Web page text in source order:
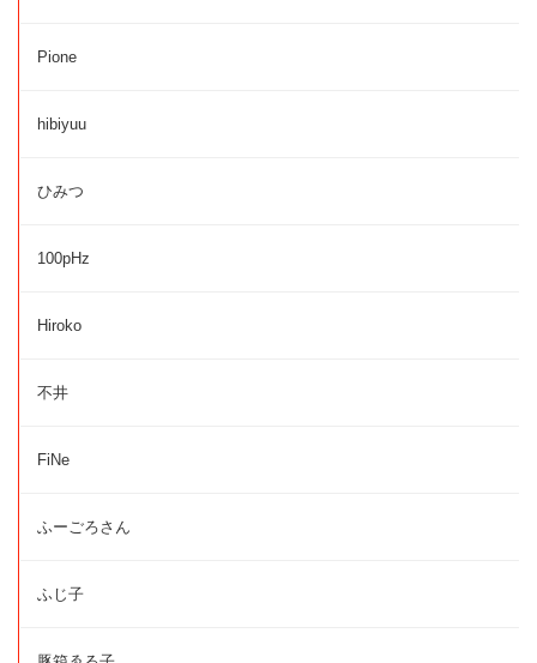
Pione
hibiyuu
ひみつ
100pHz
Hiroko
不井
FiNe
ふーごろさん
ふじ子